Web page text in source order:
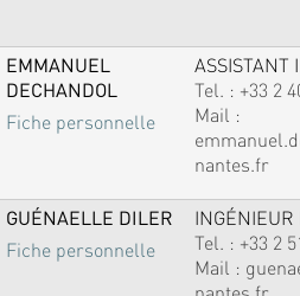
EMMANUEL
DECHANDOL
Fiche personnelle
ASSISTANT
Tel. : +33 2
Mail :
nantes.fr
GUÉNAELLE DILER
Fiche personnelle
INGÉNIEUR
Tel. : +33 2
Mail :